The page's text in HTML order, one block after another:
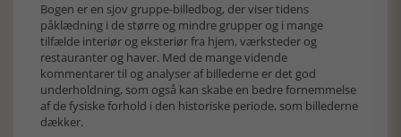
Bogen er en sjov gruppe-billedbog, der viser tidens
påklædning i de større og mindre grupper og i mange
tilfælde interiør og eksteriør fra hjem, værksteder og
restauranter og haver. Med de mange vidende
kommentarer til og analyser af billederne er det god
underholdning, som også kan skabe en bedre fornemmelse
af de fysiske forhold i den historiske periode, som billederne
dækker.